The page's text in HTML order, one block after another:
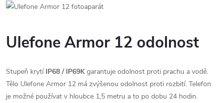
Ulefone Armor 12 odolnost
Stupeň krytí IP68 / IP69Kgarantuje odolnost proti prachu a vodě.
Tělo Ulefone Armor 12 má zvýšenou odolnost proti rozbití. Telefon
je možné používat v hloubce 1,5 metru a to po dobu 24 hodin.